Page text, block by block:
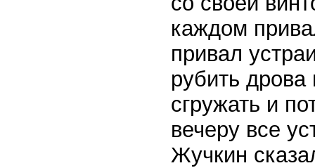
каждом
привал
рубить
сгружать и
вечеру все
Жучкин